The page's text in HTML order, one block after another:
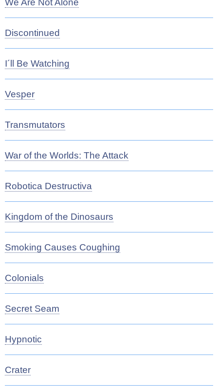
We Are Not Alone
Discontinued
I´ll Be Watching
Vesper
Transmutators
War of the Worlds: The Attack
Robotica Destructiva
Kingdom of the Dinosaurs
Smoking Causes Coughing
Colonials
Secret Seam
Hypnotic
Crater